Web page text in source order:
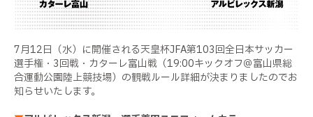
7月12日（水）に開催される天皇杯JFA第103回全日本サッカー
選手権・3回戦・カターレ富山戦（19:00キックオフ＠富山県総
合運動公園陸上競技場）の観戦ルール詳細が決まりましたのでお
知らせいたします。